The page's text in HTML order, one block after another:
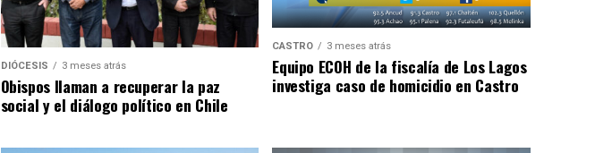
DIÓCESIS 3 meses atrás
Obispos llaman a recuperar la paz
social y el diálogo político en Chile
CASTRO 3 meses atrás
Equipo ECOH de la fiscalía de Los Lagos
investiga caso de homicidio en Castro